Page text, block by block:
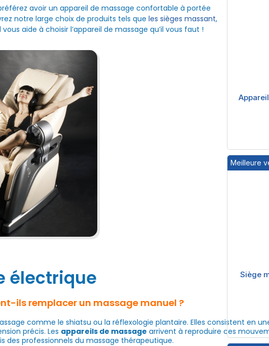
avoir un appareil de massage confortable à portée
notre large choix de produits tels que les sièges massant,
aide à choisir l’appareil de massage qu’il vous faut !
électrique
ils remplacer un massage manuel ?
comme le shiatsu ou la réflexologie plantaire. Elles consistent en
précis. Les appareils de massage arrivent à reproduire ces
des professionnels du massage thérapeutique.
Meilleure
Siège